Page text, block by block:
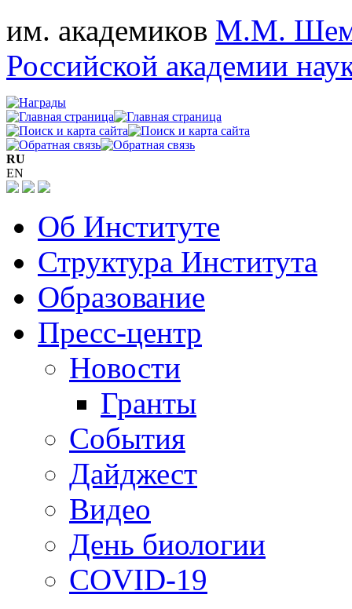
им. академиков М.М.
Российской академии
RU
EN
Об Институте
Структура Института
Образование
Пресс-центр
Новости
Гранты
События
Дайджест
Видео
День биологии
COVID-19